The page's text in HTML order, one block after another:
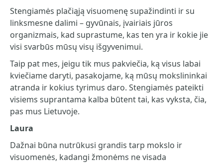
Stengiamės plačiąją visuomenę supažindinti ir su
linksmesne dalimi – gyvūnais, įvairiais jūros
organizmais, kad suprastume, kas ten yra ir kokie jie
visi svarbūs mūsų visų išgyvenimui.
Taip pat mes, jeigu tik mus pakviečia, ką visus labai
kviečiame daryti, pasakojame, ką mūsų mokslininkai
atranda ir kokius tyrimus daro. Stengiamės pateikti
visiems suprantama kalba būtent tai, kas vyksta, čia,
pas mus Lietuvoje.
Laura
Dažnai būna nutrūkusi grandis tarp mokslo ir
visuomenės, kadangi žmonėms ne visada